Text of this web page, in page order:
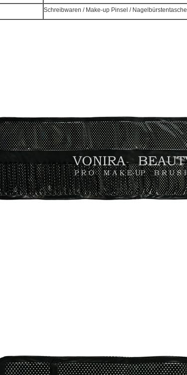
Schreibwaren / Make-up Pinsel / Nagelbürstentasche